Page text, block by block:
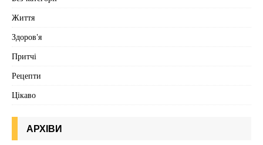
Життя
Здоров'я
Притчі
Рецепти
Цікаво
АРХІВИ